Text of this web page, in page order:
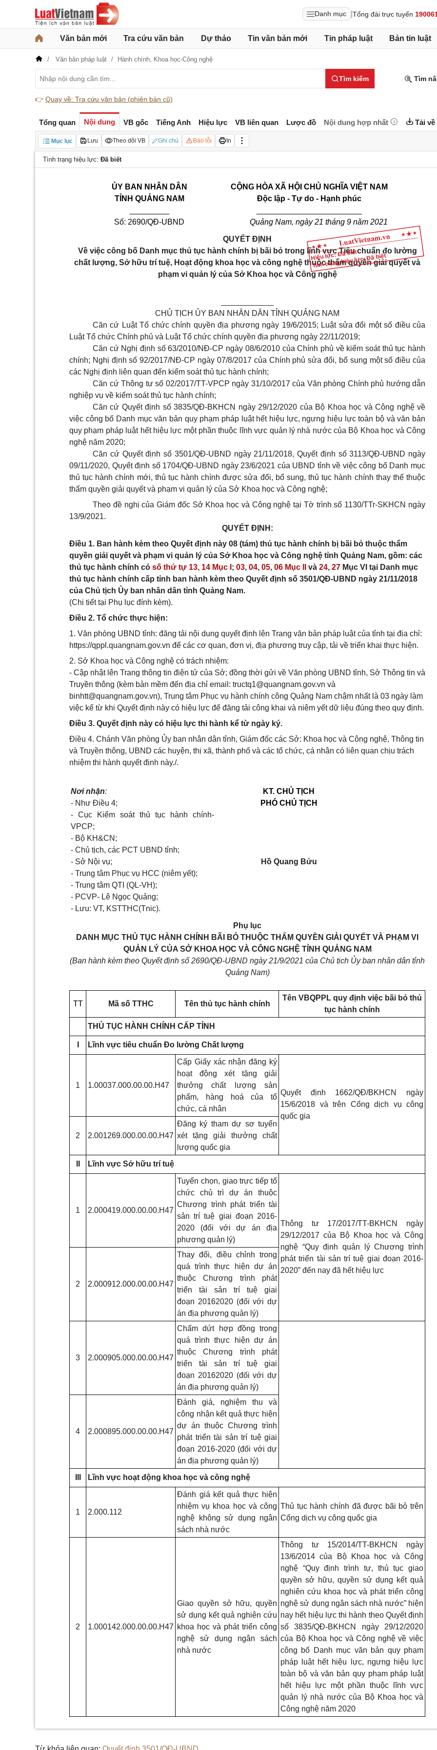
Danh mục Tổng đài trực tuyến
Văn bản mới Tra cứu văn bản Dự thảo Tin văn bản mới Tin pháp luật Bản tin luật
Văn bản pháp luật Hành chính, Khoa học-Công nghệ
Tìm kiếm Tìm
👉 Quay về: Tra cứu văn bản (phiên bản cũ)
Tổng quan Nội dung VB gốc Tiếng Anh Hiệu lực VB liên quan Lược đồ Nội dung hợp nhất Tải về
Mục lục Lưu Theo dõi VB Ghi chú Báo lỗi In
Tình trạng hiệu lực: Đã biết
Hiệu lực: Đã biết
Tình trạng hiệu lực: Đã biết
ỦY BAN NHÂN DÂN
TỈNH QUẢNG NAM
Số: 2690/QĐ-UBND
CỘNG HÒA XÃ HỘI CHỦ NGHĨA VIỆT NAM
Độc lập - Tự do - Hạnh phúc
Quảng Nam, ngày 21 tháng 9 năm 2021
QUYẾT ĐỊNH
Về việc công bố Danh mục thủ tục hành chính bị bãi bỏ trong lĩnh vực Tiêu chuẩn đo lường
chất lượng, Sở hữu trí tuệ, Hoạt động khoa học và công nghệ thuộc thẩm quyền giải quyết và
phạm vi quản lý của Sở Khoa học và Công nghệ
CHỦ TỊCH ỦY BAN NHÂN DÂN TỈNH QUẢNG NAM
Căn cứ Luật Tổ chức chính quyền địa phương ngày 19/6/2015; Luật sửa đổi một số điều của
Luật Tổ chức Chính phủ và Luật Tổ chức chính quyền địa phương ngày 22/11/2019;
Căn cứ Nghị định số 63/2010/NĐ-CP ngày 08/6/2010 của Chính phủ về kiểm soát thủ tục hành
chính; Nghị định số 92/2017/NĐ-CP ngày 07/8/2017 của Chính phủ sửa đổi, bổ sung một số điều của
các Nghị định liên quan đến kiểm soát thủ tục hành chính;
Căn cứ Thông tư số 02/2017/TT-VPCP ngày 31/10/2017 của Văn phòng Chính phủ hướng dẫn
nghiệp vụ về kiểm soát thủ tục hành chính;
Căn cứ Quyết định số 3835/QĐ-BKHCN ngày 29/12/2020 của Bộ Khoa học và Công nghệ về
việc công bố Danh mục văn bản quy phạm pháp luật hết hiệu lực, ngưng hiệu lực toàn bộ và văn bản
quy phạm pháp luật hết hiệu lực một phần thuộc lĩnh vực quản lý nhà nước của Bộ Khoa học và Công
nghệ năm 2020;
Căn cứ Quyết định số 3501/QĐ-UBND ngày 21/11/2018, Quyết định số 3113/QĐ-UBND ngày
09/11/2020, Quyết định số 1704/QĐ-UBND ngày 23/6/2021 của UBND tỉnh về việc công bố Danh mục
thủ tục hành chính mới, thủ tục hành chính được sửa đổi, bổ sung, thủ tục hành chính thay thế thuộc
thẩm quyền giải quyết và phạm vi quản lý của Sở Khoa học và Công nghệ;
Theo đề nghị của Giám đốc Sở Khoa học và Công nghệ tại Tờ trình số 1130/TTr-SKHCN ngày
13/9/2021.
QUYẾT ĐỊNH:
Điều 1. Ban hành kèm theo Quyết định này 08 (tám) thủ tục hành chính bị bãi bỏ thuộc thẩm
quyền giải quyết và phạm vi quản lý của Sở Khoa học và Công nghệ tỉnh Quảng Nam, gồm: các
thủ tục hành chính có số thứ tự 13, 14 Mục I ; 03, 04, 05, 06 Mục II và 24, 27 Mục VI tại Danh mục
thủ tục hành chính cấp tỉnh ban hành kèm theo Quyết định số 3501/QĐ-UBND ngày 21/11/2018
của Chủ tịch Ủy ban nhân dân tỉnh Quảng Nam.
(Chi tiết tại Phụ lục đính kèm).
Điều 2. Tổ chức thực hiện:
1. Văn phòng UBND tỉnh: đăng tải nội dung quyết định lên Trang văn bản pháp luật của tỉnh tại địa chỉ:
https://qppl.quangnam.gov.vn để các cơ quan, đơn vị, địa phương truy cập, tải về triển khai thực hiện.
2. Sở Khoa học và Công nghệ có trách nhiệm:
- Cập nhật lên Trang thông tin điện tử của Sở; đồng thời gửi về Văn phòng UBND tỉnh, Sở Thông tin và
Truyền thông (kèm bản mềm đến địa chỉ email: tructq1@quangnam.gov.vn và
binhtt@quangnam.gov.vn), Trung tâm Phục vụ hành chính công Quảng Nam chậm nhất là 03 ngày làm
việc kể từ khi Quyết định này có hiệu lực để đăng tải công khai và niêm yết dữ liệu đúng theo quy định.
Điều 3. Quyết định này có hiệu lực thi hành kể từ ngày ký.
Điều 4. Chánh Văn phòng Ủy ban nhân dân tỉnh, Giám đốc các Sở: Khoa học và Công nghệ, Thông tin
và Truyền thông, UBND các huyện, thị xã, thành phố và các tổ chức, cá nhân có liên quan chịu trách
nhiệm thi hành quyết định này./.
Nơi nhận:
- Như Điều 4;
- Cục Kiểm soát thủ tục hành chính-
VPCP;
- Bộ KH&CN;
- Chủ tịch, các PCT UBND tỉnh;
- Sở Nội vụ;
- Trung tâm Phục vụ HCC (niêm yết);
- Trung tâm QTI (QL-VH);
- PCVP- Lê Ngọc Quảng;
- Lưu: VT, KSTTHC(Tnic).
KT. CHỦ TỊCH
PHÓ CHỦ TỊCH
Hồ Quang Bửu
Phụ lục
DANH MỤC THỦ TỤC HÀNH CHÍNH BÃI BỎ THUỘC THẨM QUYỀN GIẢI QUYẾT VÀ PHẠM VI
QUẢN LÝ CỦA SỞ KHOA HỌC VÀ CÔNG NGHỆ TỈNH QUẢNG NAM
(Ban hành kèm theo Quyết định số 2690/QĐ-UBND ngày21/9/2021 của Chủ tịch Ủy ban nhân dân tỉnh
Quảng Nam)
TT Mã số TTHC Tên thủ tục hành chính
Tên VBQPPL quy định việc bãi bỏ thủ
tục hành chính
THỦ TỤC HÀNH CHÍNH CẤP TỈNH
Lĩnh vực tiêu chuẩn Đo lường Chất lượng
1 1.00037.000.00.00.H47
Cấp Giấy xác nhận đăng ký
hoạt động xét tặng giải
thưởng chất lượng sản
phẩm, hàng hoá của tổ
chức, cá nhân
Quyết định 1662/QĐ/BKHCN ngày
15/6/2018 và trên Cổng dịch vụ công
quốc gia
2 2.001269.000.00.00.H47
Đăng ký tham dự sơ tuyển
xét tặng giải thưởng chất
lượng quốc gia
Lĩnh vực Sở hữu trí tuệ
1 2.000419.000.00.00.H47
Tuyển chọn, giao trực tiếp tổ
chức chủ trì dự án thuộc
Chương trình phát triển tài
sản trí tuệ giai đoạn 2016-
2020 (đối với dự án địa
phương quản lý)
Thông tư 17/2017/TT-BKHCN ngày
29/12/2017 của Bộ Khoa học và Công
nghệ “Quy định quản lý Chương trình
phát triển tài sản trí tuệ giai đoạn 2016­
2020” đến nay đã hết hiệu lực
2
2.000912.000.00.00.H47
Thay đổi, điều chỉnh trong
quá trình thực hiện dự án
thuộc Chương trình phát
triển tài sản trí tuệ giai
đoạn 2016­2020(đối với dự
án địa phương quản lý)
3 2.000905.000.00.00.H47
Chấm dứt hợp đồng trong
quá trình thực hiện dự án
thuộc Chương trình phát
triển tài sản trí tuệ giai
đoạn 2016­2020(đối với dự
án địa phương quản lý)
4 2.000895.000.00.00.H47
Đánh giá, nghiệm thu và
công nhận kết quả thực hiện
dự án thuộc Chương trình
phát triển tài sản trí tuệ giai
đoạn 2016-2020 (đối với dự
án địa phương quản lý)
Lĩnh vực hoạt động khoa học và công nghệ
1 2.000.112
Đánh giá kết quả thực hiện
nhiệm vụ khoa học và công
nghệ không sử dụng ngân
sách nhà nước
Thủ tục hành chính đã được bãi bỏ trên
Cổng dịch vụ công quốc gia
2 1.000142.000.00.00.H47
Giao quyền sở hữu, quyền
sử dụng kết quả nghiên cứu
khoa học và phát triển công
nghệ sử dụng ngân sách
nhà nước
Thông tư 15/2014/TT-BKHCN ngày
13/6/2014 của Bộ Khoa học và Công
nghệ “Quy định trình tự, thủ tục giao
quyền sở hữu, quyền sử dụng kết quả
nghiên cứu khoa học và phát triển công
nghệ sử dụng ngân sách nhà nước” hiện
nay hết hiệu lực thi hành theo Quyết định
số 3835/QĐ-BKHCN ngày 29/12/2020
của Bộ Khoa học và Công nghệ về việc
công bố Danh mục văn bản quy phạm
pháp luật hết hiệu lực, ngưng hiệu lực
toàn bộ và văn bản quy phạm pháp luật
hết hiệu lực một phần thuộc lĩnh vực
quản lý nhà nước của Bộ Khoa học và
Công nghệ năm 2020